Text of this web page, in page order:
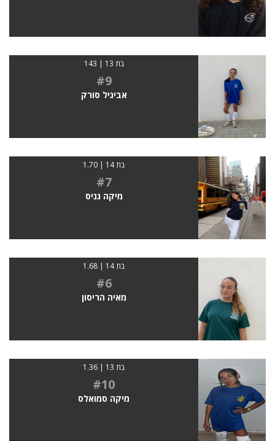
בת 13 | 143
#9
אביגיל סורק
בת 14 | 1.70
#7
מיקה גניס
בת 14 | 1.68
#6
מאיה הריסון
בת 13 | 1.36
#10
מיקה סמואלס